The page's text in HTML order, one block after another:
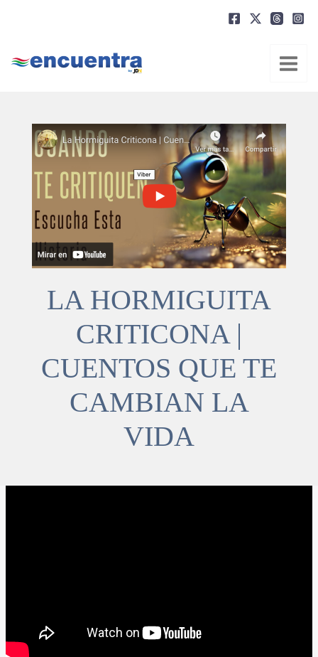
LA HORMIGUITA
CRITICONA |
CUENTOS QUE TE
CAMBIAN LA
VIDA